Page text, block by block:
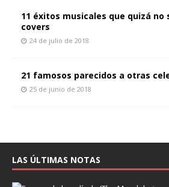
11 éxitos musicales que quizá no
covers
24 de julio de 2018
21 famosos parecidos a otras
25 de junio de 2018
LAS ÚLTIMAS NOTAS